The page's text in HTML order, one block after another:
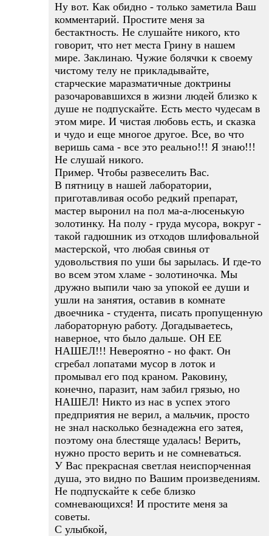
Ну вот. Как обидно - только заметила Ваш
комментарий. Простите меня за
бестактность. Не слушайте никого, кто
говорит, что нет места Грину в нашем
мире. Заклинаю. Чужие болячки к своему
чистому телу не прикладывайте,
старческие маразматичные доктрины
разочаровавшихся в жизни людей близко к
душе не подпускайте. Есть место чудесам в
этом мире. И чистая любовь есть, и сказка
и чудо и еще многое другое. Все, во что
веришь сама - все это реально!!! Я знаю!!!
Не слушай никого.
Пример. Чтобы развеселить Вас.
В пятницу в нашей лаборатории,
приготавливая особо редкий препарат,
мастер выронил на пол ма-а-люсенькую
золотинку. На полу - груда мусора, вокруг -
такой гадюшник из отходов шлифовальной
мастерской, что любая свинья от
удовольствия по уши бы зарылась. И где-то
во всем этом хламе - золотиночка. Мы
дружно выпили чаю за упокой ее души и
ушли на занятия, оставив в комнате
двоечника - студента, писать пропущенную
лабораторную работу. Догадываетесь,
наверное, что было дальше. ОН ЕЕ
НАШЕЛ!!! Невероятно - но факт. Он
сгребал лопатами мусор в лоток и
промывал его под краном. Раковину,
конечно, паразит, нам забил грязью, но
НАШЕЛ! Никто из нас в успех этого
предприятия не верил, а мальчик, просто
не знал насколько безнадежна его затея,
поэтому она блестяще удалась! Верить,
нужно просто верить и не сомневаться.
У Вас прекрасная светлая неиспорченная
душа, это видно по Вашим произведениям.
Не подпускайте к себе близко
сомневающихся! И простите меня за
советы.
С улыбкой,